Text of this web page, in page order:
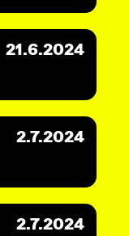
21.6.2024
2.7.2024
2.7.2024